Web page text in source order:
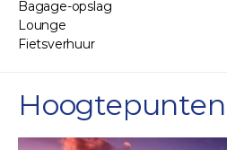
Bagage-opslag
Lounge
Fietsverhuur
Hoogtepunten